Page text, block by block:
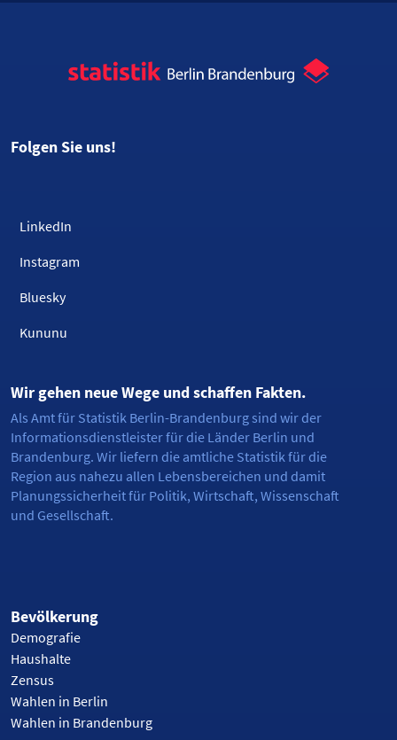
Folgen Sie uns!
LinkedIn
Instagram
Bluesky
Kununu
Wir gehen neue Wege und schaffen Fakten.
Als Amt für Statistik Berlin-Brandenburg sind wir der
Informationsdienstleister für die Länder Berlin und
Brandenburg. Wir liefern die amtliche Statistik für die
Region aus nahezu allen Lebensbereichen und damit
Planungssicherheit für Politik, Wirtschaft, Wissenschaft
und Gesellschaft.
Bevölkerung
Demografie
Haushalte
Zensus
Wahlen in Berlin
Wahlen in Brandenburg